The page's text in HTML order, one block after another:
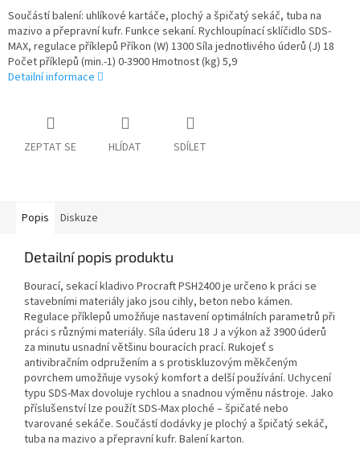
Součástí balení: uhlíkové kartáče, plochý a špičatý sekáč, tuba na
mazivo a přepravní kufr. Funkce sekaní. Rychloupínací sklíčidlo SDS-
MAX, regulace příklepů Příkon (W) 1300 Síla jednotlivého úderů (J) 18
Počet příklepů (min.-1) 0-3900 Hmotnost (kg) 5,9
Detailní informace
ZEPTAT SE HLÍDAT SDÍLET
Popis Diskuze
Detailní popis produktu
Bourací, sekací kladivo Procraft PSH2400 je určeno k práci se
stavebními materiály jako jsou cihly, beton nebo kámen.
Regulace příklepů umožňuje nastavení optimálních parametrů při
práci s různými materiály. Síla úderu 18 J a výkon až 3900 úderů
za minutu usnadní většinu bouracích prací. Rukojeť s
antivibračním odpružením a s protiskluzovým měkčeným
povrchem umožňuje vysoký komfort a delší používání. Uchycení
typu SDS-Max dovoluje rychlou a snadnou výměnu nástroje. Jako
příslušenství lze použít SDS-Max ploché – špičaté nebo
tvarované sekáče. Součástí dodávky je plochý a špičatý sekáč,
tuba na mazivo a přepravní kufr. Balení karton.